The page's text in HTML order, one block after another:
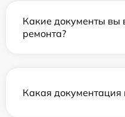
Какие документы вы
ремонта?
Какая документация